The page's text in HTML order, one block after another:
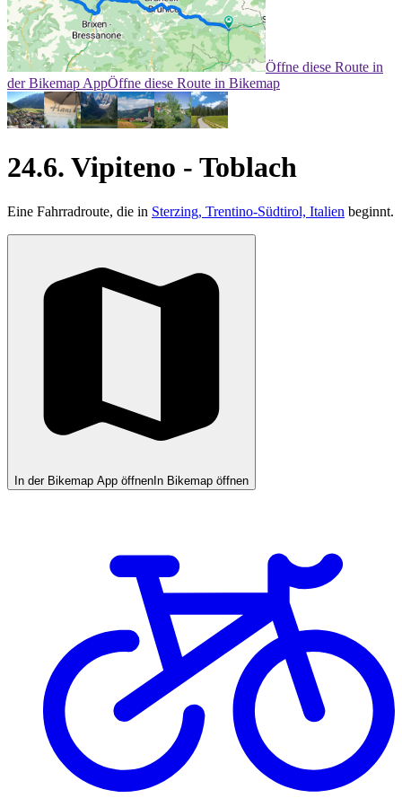
Öffne diese Route in
der Bikemap AppÖffne diese Route in Bikemap
24.6. Vipiteno - Toblach
Eine Fahrradroute, die in Sterzing, Trentino-Südtirol, Italien beginnt.
In der Bikemap App öffnen In Bikemap öffnen